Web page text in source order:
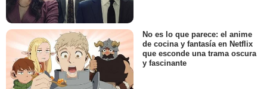
No es lo que parece: el anime
de cocina y fantasía en Netflix
que esconde una trama oscura
y fascinante